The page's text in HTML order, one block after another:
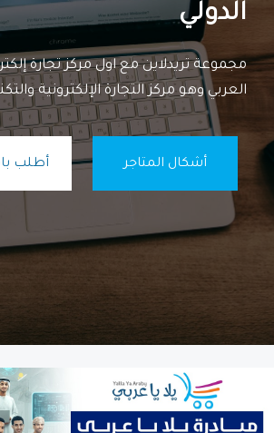
الدولي
مجموعة تريدلاين مع اول مركز تجارة
العربي وهو مركز التجارة الإلكترونية
أشكال المتاجر أطلب